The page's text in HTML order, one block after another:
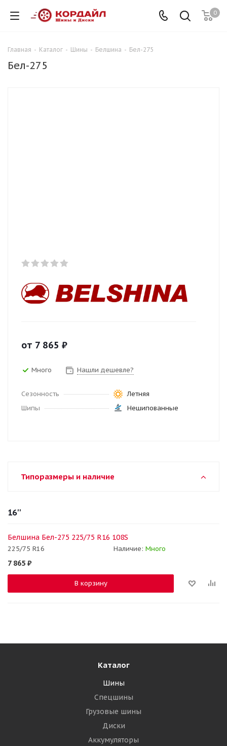
0
Главная - Каталог - Шины - Белшина - Бел-275
Бел-275
от 7 865 ₽
Много Нашли дешевле?
Сезонность
Летняя
Шипы
Нешипованные
Типоразмеры и наличие
16''
Белшина Бел-275 225/75 R16 108S
225/75 R16 Наличие: Много
7 865 ₽
В корзину
Каталог
Шины
Спецшины
Грузовые шины
Диски
Аккумуляторы